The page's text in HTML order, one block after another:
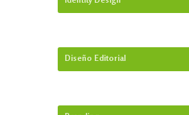
Diseño Editorial